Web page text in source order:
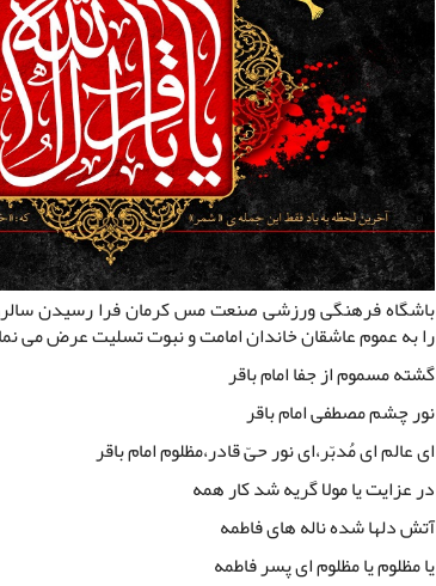
باشگاه فرهنگی ورزشی صنعت مس کرمان فرا رسیدن
را به عموم عاشقان خاندان امامت و نبوت تسلیت عرض می
گشته مسموم از جفا امام باقر
نور چشم مصطفی امام باقر
ای عالم ای مُدبّر،ای نور حیّ قادر،مظلوم امام باقر
در عزایت یا مولا گریه شد کار همه
آتش دلها شده ناله های فاطمه
یا مظلوم یا مظلوم ای پسر فاطمه